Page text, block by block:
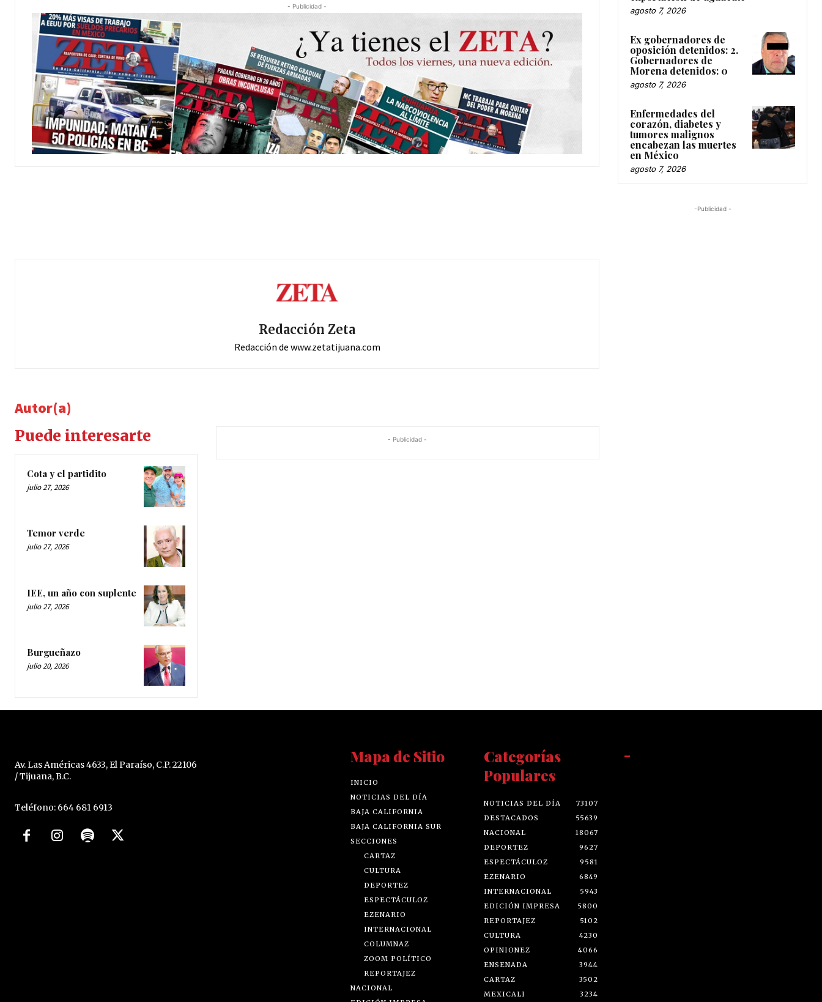
- Publicidad -
Redacción Zeta
Redacción de www.zetatijuana.com
Autor(a)
Puede interesarte
Cota y el partidito
julio 27, 2026
Temor verde
julio 27, 2026
IEE, un año con suplente
julio 27, 2026
Burgueñazo
julio 20, 2026
- Publicidad -
agosto 7, 2026
Ex gobernadores de
oposición detenidos: 2.
Gobernadores de
Morena detenidos: 0
agosto 7, 2026
Enfermedades del
corazón, diabetes y
tumores malignos
encabezan las muertes
en México
agosto 7, 2026
-Publicidad -
Av. Las Américas 4633, El Paraíso, C.P. 22106
/ Tijuana, B.C.
Teléfono: 664 681 6913
Mapa de Sitio
INICIO
NOTICIAS DEL DÍA
BAJA CALIFORNIA
BAJA CALIFORNIA SUR
SECCIONES
CARTAZ
CULTURA
DEPORTEZ
ESPECTÁCULOZ
EZENARIO
INTERNACIONAL
COLUMNAZ
ZOOM POLÍTICO
REPORTAJEZ
NACIONAL
Categorías
Populares
NOTICIAS DEL DÍA
73107
DESTACADOS
55639
NACIONAL
18067
DEPORTEZ
9627
ESPECTÁCULOZ
9581
EZENARIO
6849
INTERNACIONAL
5943
EDICIÓN IMPRESA
5800
REPORTAJEZ
5102
CULTURA
4230
OPINIONEZ
4066
ENSENADA
3944
CARTAZ
3502
MEXICALI
3234
-